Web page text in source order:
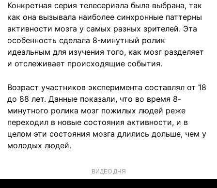
Конкретная серия телесериала была выбрана, так
как она вызывала наиболее синхронные паттерны
активности мозга у самых разных зрителей. Эта
особенность сделала 8-минутный ролик
идеальным для изучения того, как мозг разделяет
и отслеживает происходящие события.
Возраст участников эксперимента составлял от 18
до 88 лет. Данные показали, что во время 8-
минутного ролика мозг пожилых людей реже
переходил в новые состояния активности, и в
целом эти состояния мозга длились дольше, чем у
молодых людей.
ВИДЕО ДНЯ